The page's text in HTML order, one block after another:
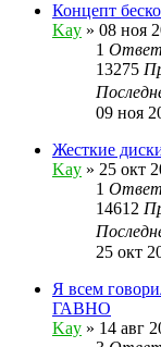
Концепт
Kay » 08 ноя
1
13275
09 ноя
Жесткие
Kay » 25 окт
1
14612
25 окт
Я всем
ГАВНО
Kay » 14 авг